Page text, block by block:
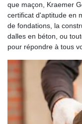
que maçon, Kraemer
certificat d'aptitude en
de fondations, la
dalles en béton, ou
pour répondre à tous